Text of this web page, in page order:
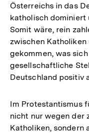
Österreichs in das
katholisch dominiert
Somit wäre, rein
zwischen
gekommen, was
gesellschaftliche
Deutschland positiv
Im Protestantismus
nicht nur wegen der
Katholiken, sondern